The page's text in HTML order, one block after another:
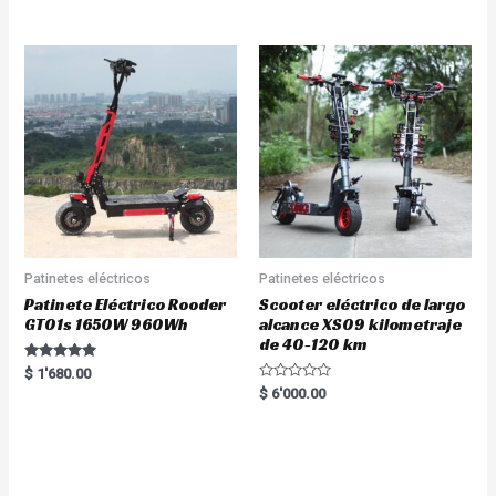
Patinetes eléctricos
Patinete Eléctrico Rooder
GT01s 1650W 960Wh
Rated
5.00
$ 1'680.00
Patinetes eléctricos
Scooter eléctrico de largo
alcance XS09 kilometraje
de 40-120 km
R
a
$ 6'000.00